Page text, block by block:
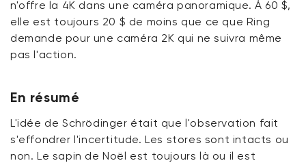
n'offre la 4K dans une caméra panoramique. À 60 $,
elle est toujours 20 $ de moins que ce que Ring
demande pour une caméra 2K qui ne suivra même
pas l'action.
En résumé
L'idée de Schrödinger était que l'observation fait
s'effondrer l'incertitude. Les stores sont intacts ou
non. Le sapin de Noël est toujours là ou il est